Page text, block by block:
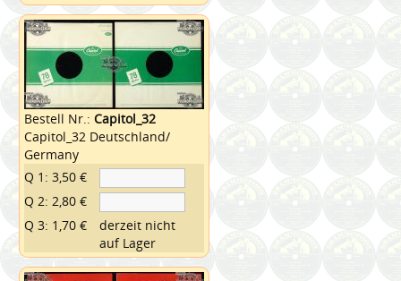
Bestell Nr.:Capitol_32
Capitol_32 Deutschland/
Germany
Q 1: 3,50 €
Q 2: 2,80 €
Q 3: 1,70 €
derzeit nicht
auf Lager